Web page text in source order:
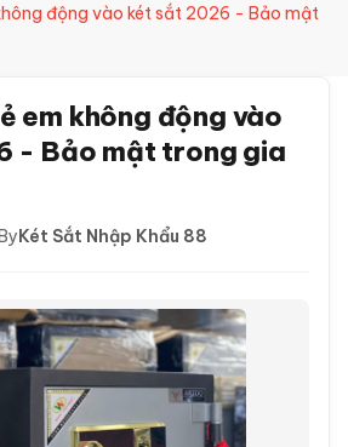
động vào két sắt 2026 - Bảo mật
em không động vào
- Bảo mật trong gia
Két Sắt Nhập Khẩu 88